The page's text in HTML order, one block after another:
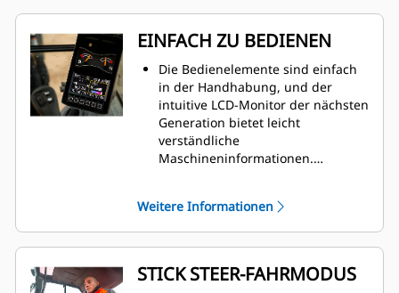
EINFACH ZU BEDIENEN
Die Bedienelemente sind einfach
in der Handhabung, und der
intuitive LCD-Monitor der nächsten
Generation bietet leicht
verständliche
Maschineninformationen.
aufgerüstet werden.
Weitere Informationen
STICK STEER-FAHRMODUS